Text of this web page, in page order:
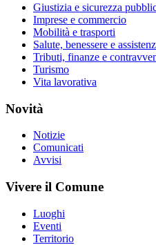
Giustizia e sicurezza
Imprese e commercio
Mobilità e trasporti
Salute, benessere e
Tributi, finanze e
Turismo
Vita lavorativa
Novità
Notizie
Comunicati
Avvisi
Vivere il Comune
Luoghi
Eventi
Territorio